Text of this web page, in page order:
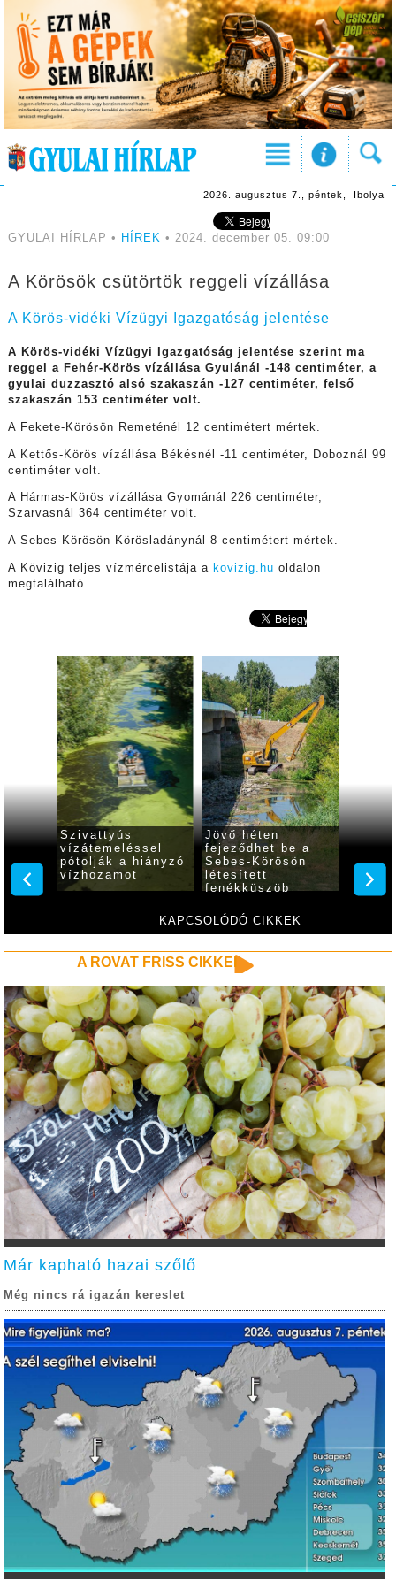
2026. augusztus 7., péntek, Ibolya
GYULAI HÍRLAP • HÍREK • 2024. december 05. 09:00
A Körösök csütörtök reggeli vízállása
A Körös-vidéki Vízügyi Igazgatóság jelentése
A Körös-vidéki Vízügyi Igazgatóság jelentése szerint ma
reggel a Fehér-Körös vízállása Gyulánál -148 centiméter, a
gyulai duzzasztó alsó szakaszán -127 centiméter, felső
szakaszán 153 centiméter volt.
A Fekete-Körösön Remeténél 12 centimétert mértek.
A Kettős-Körös vízállása Békésnél -11 centiméter, Doboznál 99
centiméter volt.
A Hármas-Körös vízállása Gyománál 226 centiméter,
Szarvasnál 364 centiméter volt.
A Sebes-Körösön Körösladánynál 8 centimétert mértek.
A Kövizig teljes vízmércelistája a kovizig.hu oldalon
megtalálható.
KAPCSOLÓDÓ CIKKEK
a
Szivattyús
vízátemeléssel
pótolják a hiányzó
vízhozamot
Jövő héten
fejeződhet be a
Sebes-Körösön
létesített
fenékküszöb
A
A ROVAT FRISS CIKKEI
Már kapható hazai szőlő
Még nincs rá igazán kereslet